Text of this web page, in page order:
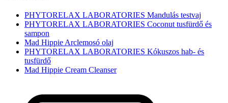
PHYTORELAX LABORATORIES Mandulás testvaj
PHYTORELAX LABORATORIES Coconut tusfürdő és
sampon
Mad Hippie Arclemosó olaj
PHYTORELAX LABORATORIES Kókuszos hab- és
tusfürdő
Mad Hippie Cream Cleanser